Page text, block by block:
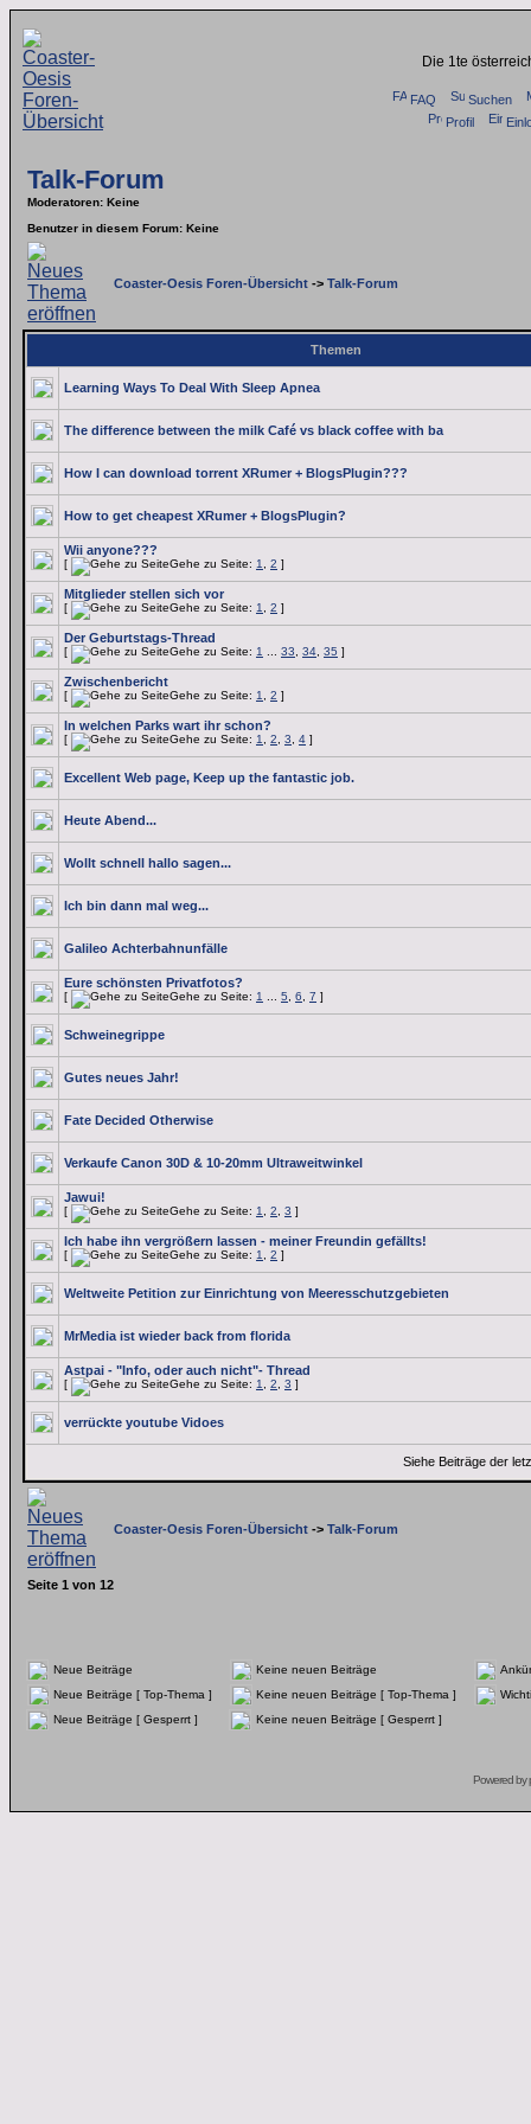
Die 1te
FAQ
Suchen
Profil
Talk-Forum
Moderatoren: Keine
Benutzer in diesem Forum: Keine
Coaster-Oesis Foren-Übersicht -> Talk-Forum
Themen
Learning Ways To Deal With Sleep Apnea
The difference between the milk Café vs black coffee with ba
How I can download torrent XRumer + BlogsPlugin???
How to get cheapest XRumer + BlogsPlugin?
Wii anyone???
[ Gehe zu Seite: 1 2 ]
Mitglieder stellen sich vor
[ Gehe zu Seite: 1 2 ]
Der Geburtstags-Thread
[ Gehe zu Seite: 1 33 34 35 ]
Zwischenbericht
[ Gehe zu Seite: 1 2 ]
In welchen Parks wart ihr schon?
[ Gehe zu Seite: 1 2 3 4 ]
Excellent Web page, Keep up the fantastic job.
Heute Abend...
Wollt schnell hallo sagen...
Ich bin dann mal weg...
Galileo Achterbahnunfälle
Eure schönsten Privatfotos?
[ Gehe zu Seite: 1 5 6 7 ]
Schweinegrippe
Gutes neues Jahr!
Fate Decided Otherwise
Verkaufe Canon 30D & 10-20mm Ultraweitwinkel
Jawui!
[ Gehe zu Seite: 1 2 3 ]
Ich habe ihn vergrößern lassen - meiner Freundin gefällts!
[ Gehe zu Seite: 1 2 ]
Weltweite Petition zur Einrichtung von Meeresschutzgebieten
MrMedia ist wieder back from florida
Astpai - "Info, oder auch nicht"- Thread
[ Gehe zu Seite: 1 2 3 ]
verrückte youtube Vidoes
Siehe Beiträge der
Coaster-Oesis Foren-Übersicht -> Talk-Forum
Seite 1 von 12
Neue Beiträge Keine neuen Beiträge
Neue Beiträge [ Top-Thema ]
Keine neuen Beiträge [ Top-Thema ]
Neue Beiträge [ Gesperrt ]
Keine neuen Beiträge [ Gesperrt ]
Powered by